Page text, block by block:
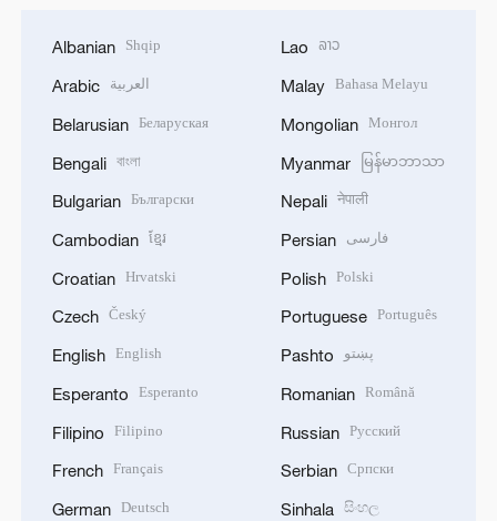
Albanian Shqip
Arabic العربية
Belarusian Беларуская
Bengali বাংলা
Bulgarian Български
Cambodian ខ្មែរ
Croatian Hrvatski
Czech Český
English English
Esperanto Esperanto
Filipino Filipino
French Français
German Deutsch
Lao ລາວ
Malay Bahasa Melayu
Mongolian Монгол
Myanmar မြန်မာဘာသာ
Nepali नेपाली
Persian فارسی
Polish Polski
Portuguese Português
Pashto پښتو
Romanian Română
Russian Русский
Serbian Српски
Sinhala සිංහල